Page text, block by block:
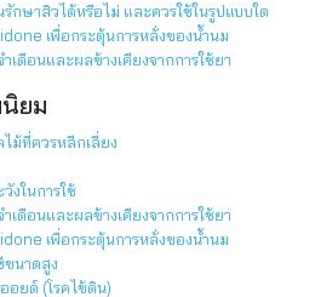
กษาสิวได้หรือไม่ และควรใช้ในรูปแบบใด
เพื่อกระตุ้นการหลั่งของน้ำนม
เดือนและผลข้างเคียงจากการใช้ยา
ยม
ม้ที่ควรหลีกเลี่ยง
งในการใช้
เดือนและผลข้างเคียงจากการใช้ยา
เพื่อกระตุ้นการหลั่งของน้ำนม
ขนาดสูง
อยด์ (โรคไข้ดิน)